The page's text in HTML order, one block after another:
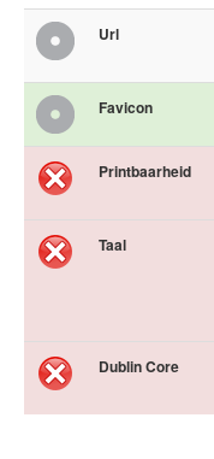
Url
Favicon
Printbaarheid
Taal
Dublin Core